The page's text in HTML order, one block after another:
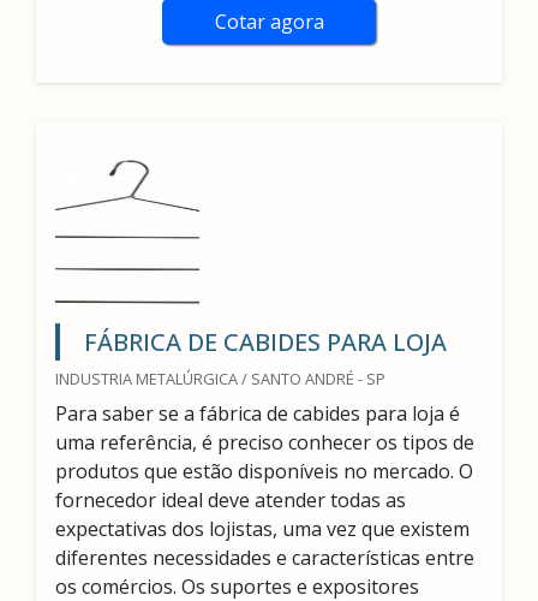
Cotar agora
FÁBRICA DE CABIDES PARA LOJA
INDUSTRIA METALÚRGICA / SANTO ANDRÉ - SP
Para saber se a fábrica de cabides para loja é
uma referência, é preciso conhecer os tipos de
produtos que estão disponíveis no mercado. O
fornecedor ideal deve atender todas as
expectativas dos lojistas, uma vez que existem
diferentes necessidades e características entre
os comércios. Os suportes e expositores